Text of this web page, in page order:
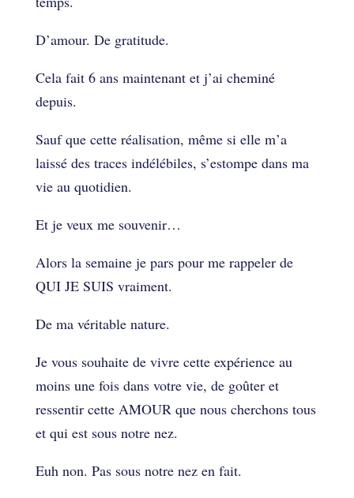
D’amour. De gratitude.
Cela fait 6 ans maintenant et j’ai cheminé
depuis.
Sauf que cette réalisation, même si elle m’a
laissé des traces indélébiles, s’estompe dans ma
vie au quotidien.
Et je veux me souvenir…
Alors la semaine je pars pour me rappeler de
QUI JE SUIS vraiment.
De ma véritable nature.
Je vous souhaite de vivre cette expérience au
moins une fois dans votre vie, de goûter et
ressentir cette AMOUR que nous cherchons tous
et qui est sous notre nez.
Euh non. Pas sous notre nez en fait.